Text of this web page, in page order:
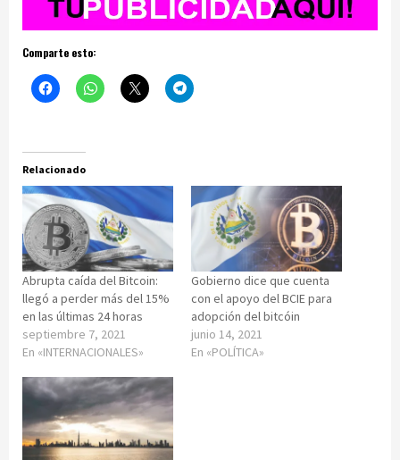
Comparte esto:
Relacionado
Abrupta caída del Bitcoin:
llegó a perder más del 15%
en las últimas 24 horas
septiembre 7, 2021
En «INTERNACIONALES»
Gobierno dice que cuenta
con el apoyo del BCIE para
adopción del bitcóin
junio 14, 2021
En «POLÍTICA»